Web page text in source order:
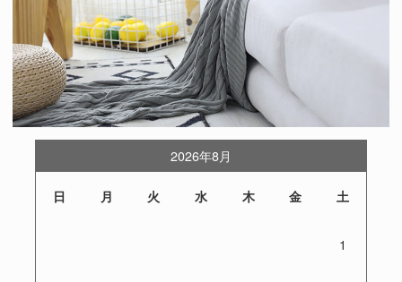
2026年8月
日 月 火 水 木 金 土
1